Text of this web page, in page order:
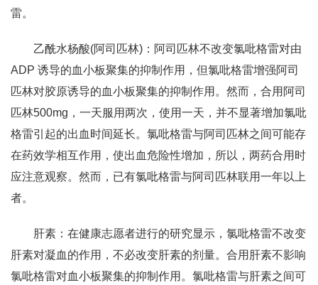
雷。
乙酰水杨酸(阿司匹林)：阿司匹林不改变氯吡格雷对由
ADP 诱导的血小板聚集的抑制作用，但氯吡格雷增强阿司
匹林对胶原诱导的血小板聚集的抑制作用。然而，合用阿司
匹林500mg，一天服用两次，使用一天，并不显著增加氯吡
格雷引起的出血时间延长。氯吡格雷与阿司匹林之间可能存
在药效学相互作用，使出血危险性增加，所以，两药合用时
应注意观察。然而，已有氯吡格雷与阿司匹林联用一年以上
者。
肝素：在健康志愿者进行的研究显示，氯吡格雷不改变
肝素对凝血的作用，不必改变肝素的剂量。合用肝素不影响
氯吡格雷对血小板聚集的抑制作用。氯吡格雷与肝素之间可